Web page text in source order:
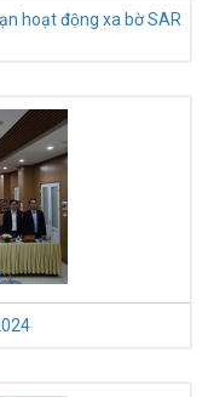
hoạt động xa bờ SAR